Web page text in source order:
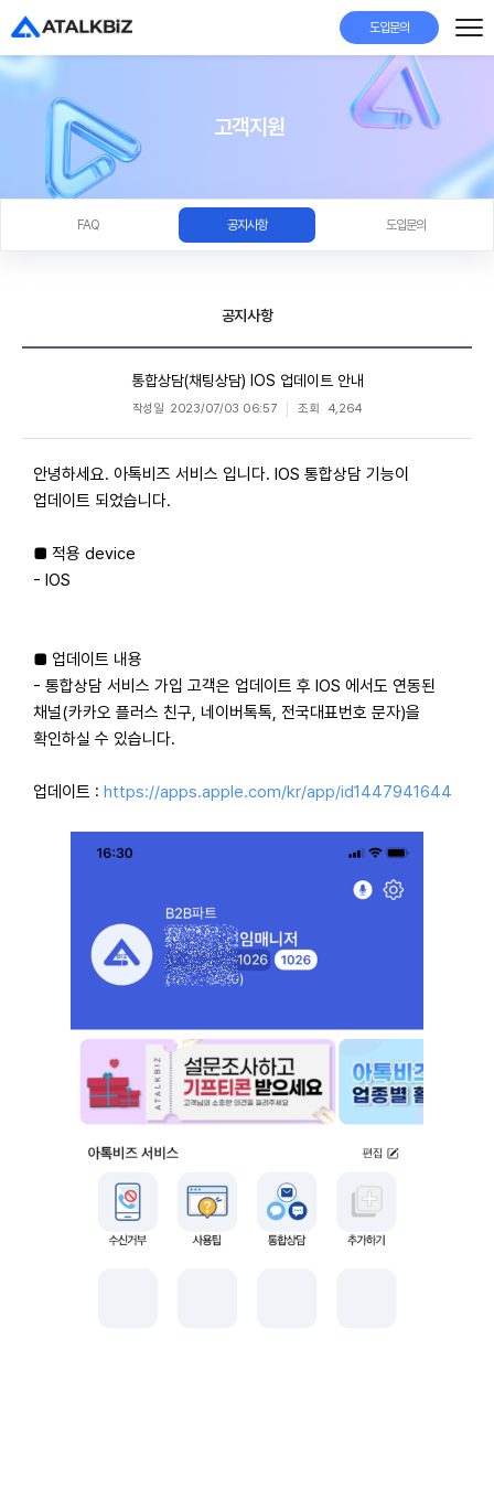
도입문의
고객지원
FAQ 공지사항 도입문의
공지사항
통합상담(채팅상담) IOS 업데이트 안내
작성일 2023/07/03 06:57 조회 4,264
안녕하세요. 아톡비즈 서비스 입니다. IOS 통합상담 기능이
업데이트 되었습니다.
■ 적용 device
- IOS
■ 업데이트 내용
- 통합상담 서비스 가입 고객은 업데이트 후 IOS 에서도 연동된
채널(카카오 플러스 친구, 네이버톡톡, 전국대표번호 문자)을
확인하실 수 있습니다.
업데이트 : https://apps.apple.com/kr/app/id1447941644